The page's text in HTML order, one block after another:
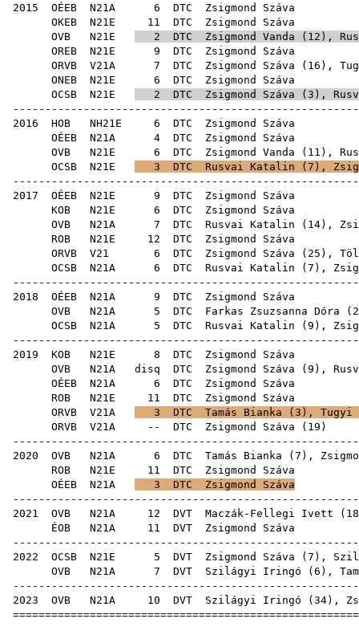
2015 OÉEB N21A 6 DTC
OKEB N21E 11 DTC
OVB N21E 2 DTC Zsigmond Vanda ( 12 ),
OREB N21E 9 DTC
ORVB V21A 7 DTC Zsigmond Száva ( 16 ),
ONEB N21E 6 DTC
OCSB N21E 2 DTC Zsigmond Száva ( 3 ),
2016 HOB NH21E 6 DTC
OÉEB N21A 4 DTC
OVB N21E 6 DTC Zsigmond Vanda ( 11 ),
OCSB N21E 3 DTC Rusvai Katalin ( 7 ),
2017 OÉEB N21E 9 DTC
KOB N21E 6 DTC
OVB N21A 7 DTC Rusvai Katalin ( 14),
ROB N21E 12 DTC
ORVB V21 6 DTC Zsigmond Száva ( 25 ),
OCSB N21A 6 DTC Rusvai Katalin ( 7 ),
2018 OÉEB N21A 9 DTC
OVB N21A 5 DTC Farkas Zsuzsanna Dóra (
OCSB N21A 5 DTC Rusvai Katalin ( 9 ),
2019 KOB N21E 8 DTC
OVB N21A disq DTC Zsigmond Száva ( 9 ),
OÉEB N21A 6 DTC
ROB N21E 11 DTC
ORVB V21A 3 DTC Tamás Bianka ( 3 ), Tugyi
ORVB V21A -- DTC Zsigmond Száva ( 19
2020 OVB N21A 6 DTC Tamás Bianka ( 7 ),
ROB N21E 11 DTC
OÉEB N21A 3 DTC Zsigmond Száva
2021 OVB N21A 12 DVT Maczák-Fellegi Ivett ( 18
ÉOB N21A 11 DVT
2022 OCSB N21E 5 DVT Zsigmond Száva ( 7 ),
OVB N21A 7 DVT Szilágyi Iringó ( 6 ),
2023 OVB N21A 10 DVT Szilágyi Iringó ( 34),